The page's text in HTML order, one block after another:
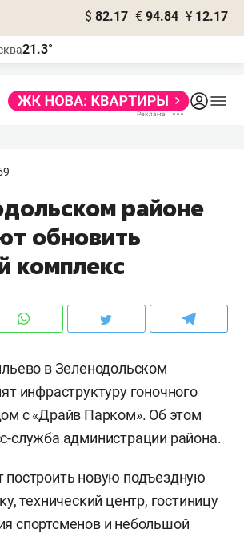
$ 82.17 € 94.84 ¥ 12.17
21.3°
районе
обновить
комплекс
в Зеленодольском
инфраструктуру гоночного
с «Драйв Парком». Об этом
служба администрации района.
построить новую подъездную
технический центр, гостиницу
спортсменов и небольшой